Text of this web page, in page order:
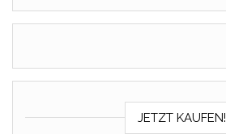
JETZT KAUFEN!